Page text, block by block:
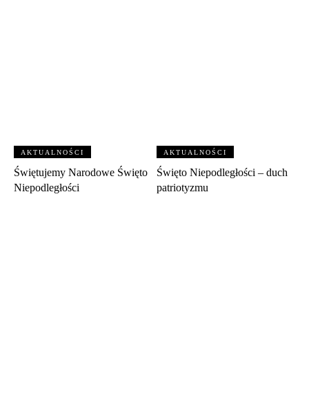
AKTUALNOŚCI
Świętujemy Narodowe Święto
Niepodległości
AKTUALNOŚCI
Święto Niepodległości – duch
patriotyzmu